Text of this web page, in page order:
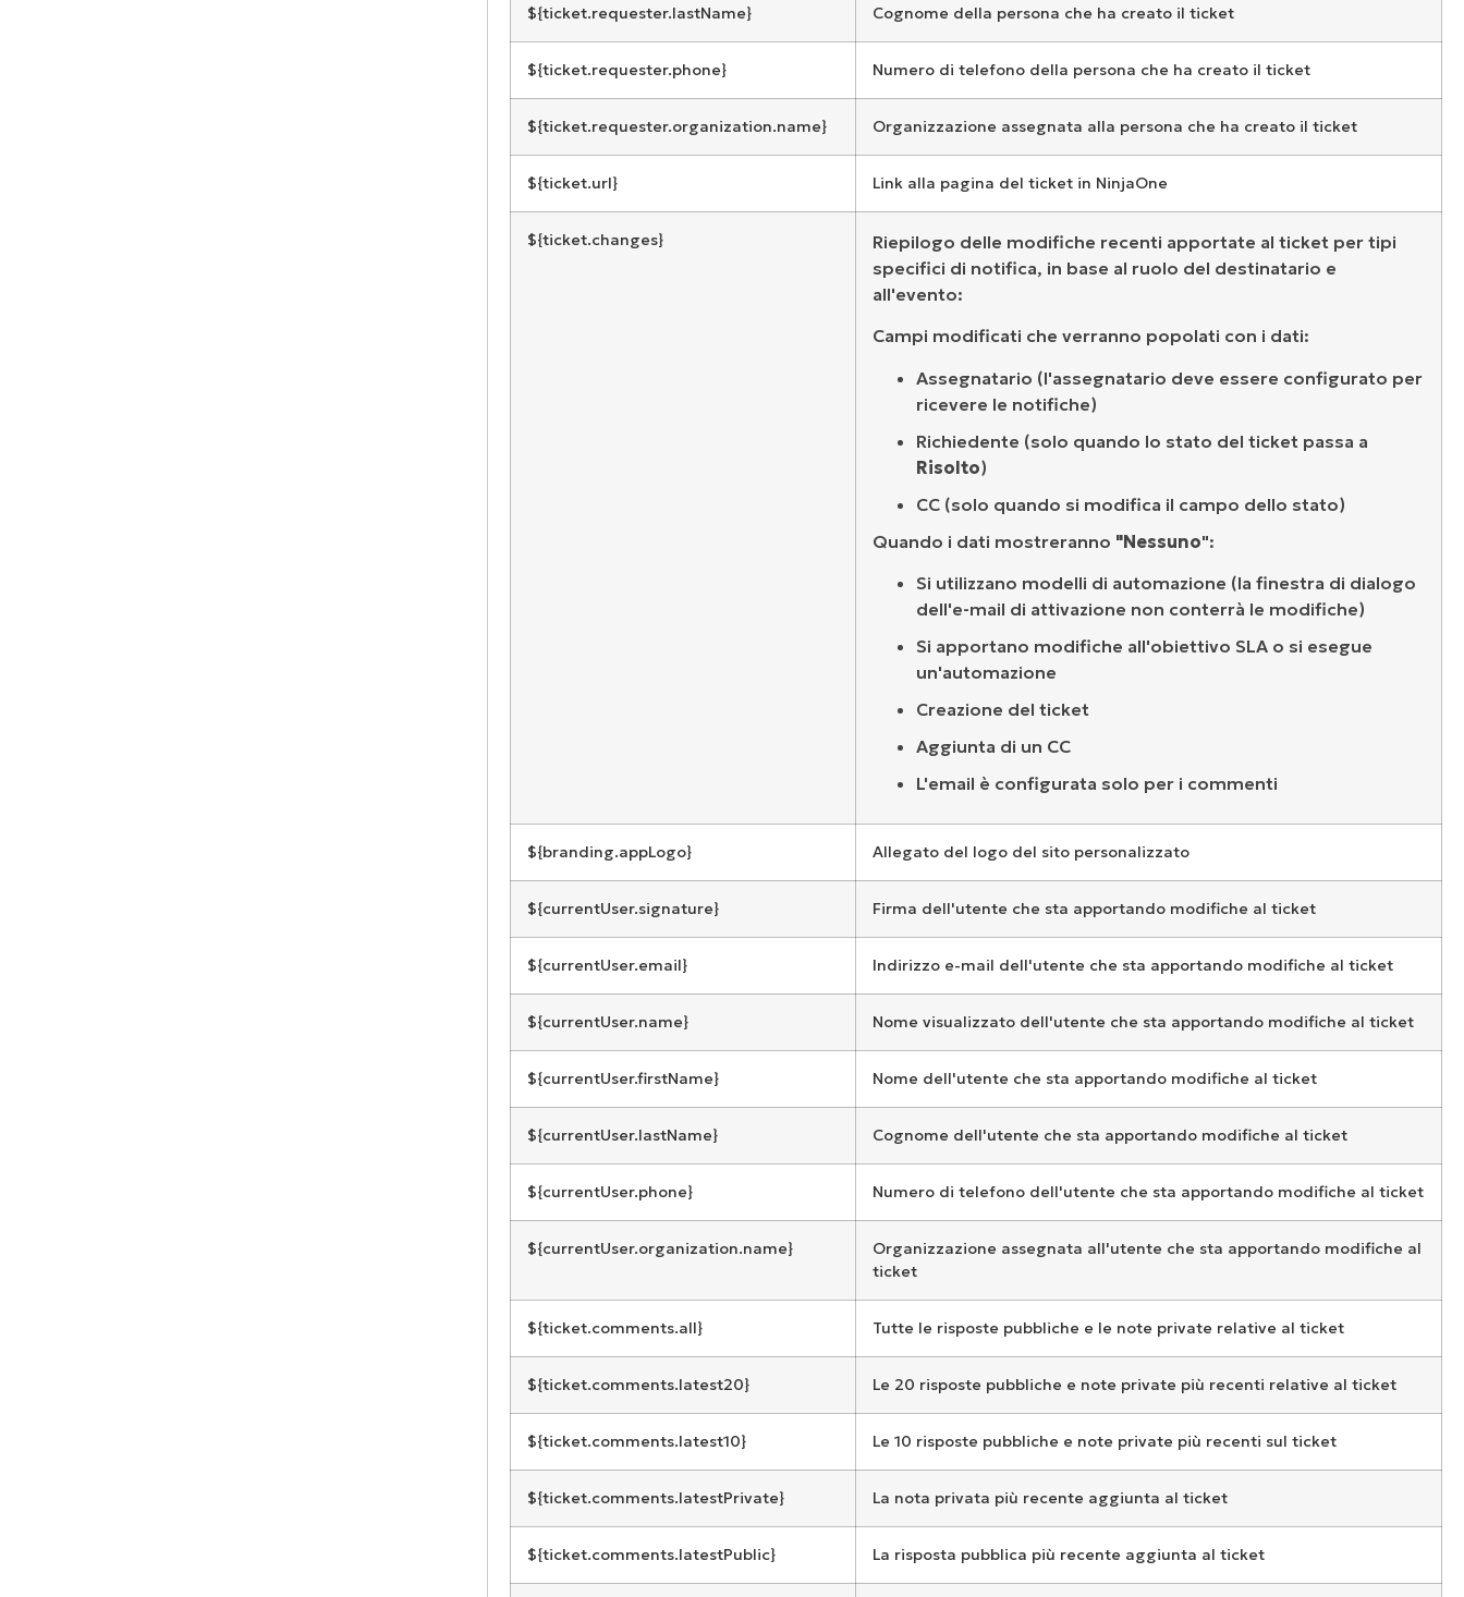
${ticket.requester.lastName} Cognome della persona che ha creato il ticket
${ticket.requester.phone} Numero di telefono della persona che ha creato il ticket
${ticket.requester.organization.name} Organizzazione assegnata alla persona che ha creato il ticket
${ticket.url} Link alla pagina del ticket in NinjaOne
${ticket.changes}
Riepilogo delle modifiche recenti apportate al ticket per tipi
specifici di notifica, in base al ruolo del destinatario e
all'evento:
Campi modificati che verranno popolati con i dati:
Assegnatario (l'assegnatario deve essere configurato per
ricevere le notifiche)
Richiedente (solo quando lo stato del ticket passa a
Risolto)
CC (solo quando si modifica il campo dello stato)
Quando i dati mostreranno "Nessuno":
Si utilizzano modelli di automazione (la finestra di dialogo
dell'e-mail di attivazione non conterrà le modifiche)
Si apportano modifiche all'obiettivo SLA o si esegue
un'automazione
Creazione del ticket
Aggiunta di un CC
L'email è configurata solo per i commenti
${branding.appLogo} Allegato del logo del sito personalizzato
${currentUser.signature} Firma dell'utente che sta apportando modifiche al ticket
${currentUser.email} Indirizzo e-mail dell'utente che sta apportando modifiche al ticket
${currentUser.name} Nome visualizzato dell'utente che sta apportando modifiche al ticket
${currentUser.firstName} Nome dell'utente che sta apportando modifiche al ticket
${currentUser.lastName} Cognome dell'utente che sta apportando modifiche al ticket
${currentUser.phone} Numero di telefono dell'utente che sta apportando modifiche al ticket
${currentUser.organization.name}
Organizzazione assegnata all'utente che sta apportando modifiche al
ticket
${ticket.comments.all} Tutte le risposte pubbliche e le note private relative al ticket
${ticket.comments.latest20} Le 20 risposte pubbliche e note private più recenti relative al ticket
${ticket.comments.latest10} Le 10 risposte pubbliche e note private più recenti sul ticket
${ticket.comments.latestPrivate} La nota privata più recente aggiunta al ticket
${ticket.comments.latestPublic} La risposta pubblica più recente aggiunta al ticket